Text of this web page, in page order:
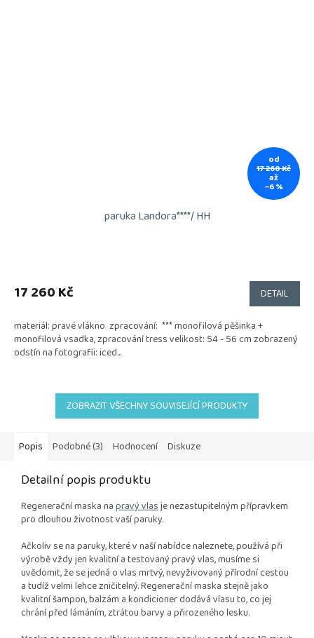
od
17 260 Kč
až
–6 %
paruka Landora****/ HH
17 260 Kč DETAIL
materiál: pravé vlákno zpracování: *** monofilová pěšinka +
monofilová vsadka, zpracování tress velikost: 54 - 56 cm zobrazený
odstín na fotografii: iced...
ZOBRAZIT VŠECHNY SOUVISEJÍCÍ PRODUKTY
Popis Podobné (3) Hodnocení Diskuze
Detailní popis produktu
Regenerační maska napravý vlasje nezastupitelným přípravkem
pro dlouhou životnost vaší paruky.
Ačkoliv se na paruky, které v naší nabídce naleznete, používá při
výrobě vždy jen kvalitní a testovaný pravý vlas, musíme si
uvědomit, že se jedná o vlas mrtvý, nevyživovaný přírodní cestou
a tudíž velmi lehce zničitelný. Regenerační maska stejně jako
kvalitní šampon, balzám a kondicioner dodává vlasu to, co jej
chrání před lámáním, ztrátou barvy a přirozeného lesku.